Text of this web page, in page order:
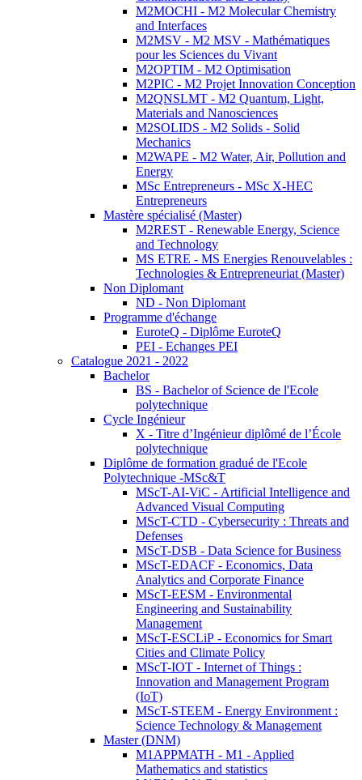
M2MOCHI - M2 Molecular Chemistry
and Interfaces
M2MSV - M2 MSV - Mathématiques
pour les Sciences du Vivant
M2OPTIM - M2 Optimisation
M2PIC - M2 Projet Innovation Conception
M2QNSLMT - M2 Quantum, Light,
Materials and Nanosciences
M2SOLIDS - M2 Solids - Solid
Mechanics
M2WAPE - M2 Water, Air, Pollution and
Energy
MSc Entrepreneurs - MSc X-HEC
Entrepreneurs
Mastère spécialisé (Master)
M2REST - Renewable Energy, Science
and Technology
MS ETRE - MS Energies Renouvelables :
Technologies & Entrepreneuriat (Master)
Non Diplomant
ND - Non Diplomant
Programme d'échange
EuroteQ - Diplôme EuroteQ
PEI - Echanges PEI
Catalogue 2021 - 2022
Bachelor
BS - Bachelor of Science de l'Ecole
polytechnique
Cycle Ingénieur
X - Titre d’Ingénieur diplômé de l’École
polytechnique
Diplôme de formation gradué de l'Ecole
Polytechnique -MSc&T
MScT-AI-ViC - Artificial Intelligence and
Advanced Visual Computing
MScT-CTD - Cybersecurity : Threats and
Defenses
MScT-DSB - Data Science for Business
MScT-EDACF - Economics, Data
Analytics and Corporate Finance
MScT-EESM - Environmental
Engineering and Sustainability
Management
MScT-ESCLiP - Economics for Smart
Cities and Climate Policy
MScT-IOT - Internet of Things :
Innovation and Management Program
(IoT)
MScT-STEEM - Energy Environment :
Science Technology & Management
Master (DNM)
M1APPMATH - M1 - Applied
Mathematics and statistics